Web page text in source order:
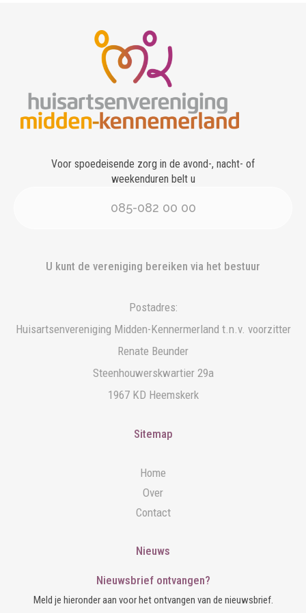
Voor spoedeisende zorg in de avond-, nacht- of
weekenduren belt u
085-082 00 00
U kunt de vereniging bereiken via het bestuur
Postadres:
Huisartsenvereniging Midden-Kennermerland t.n.v. voorzitter
Renate Beunder
Steenhouwerskwartier 29a
1967 KD Heemskerk
Sitemap
Home
Over
Contact
Nieuws
Nieuwsbrief ontvangen?
Meld je hieronder aan voor het ontvangen van de nieuwsbrief.